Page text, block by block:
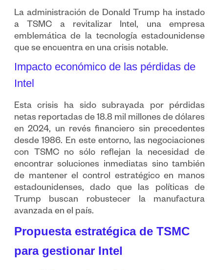
La administración de Donald Trump ha instado
a TSMC a revitalizar Intel, una empresa
emblemática de la tecnología estadounidense
que se encuentra en una crisis notable.
Impacto económico de las pérdidas de
Intel
Esta crisis ha sido subrayada por pérdidas
netas reportadas de 18.8 mil millones de dólares
en 2024, un revés financiero sin precedentes
desde 1986. En este entorno, las negociaciones
con TSMC no sólo reflejan la necesidad de
encontrar soluciones inmediatas sino también
de mantener el control estratégico en manos
estadounidenses, dado que las políticas de
Trump buscan robustecer la manufactura
avanzada en el país.
Propuesta estratégica de TSMC
para gestionar Intel